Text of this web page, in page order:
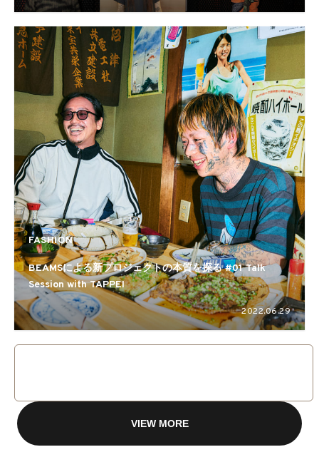
FASHION
BEAMSによる新プロジェクトの本質を探る #01 Talk
Session with TAPPEI
2022.06.29
VIEW MORE